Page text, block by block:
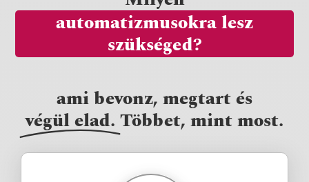
automatizmusokra lesz
szükséged?
ami bevonz, megtart és
végül elad. Többet, mint most.